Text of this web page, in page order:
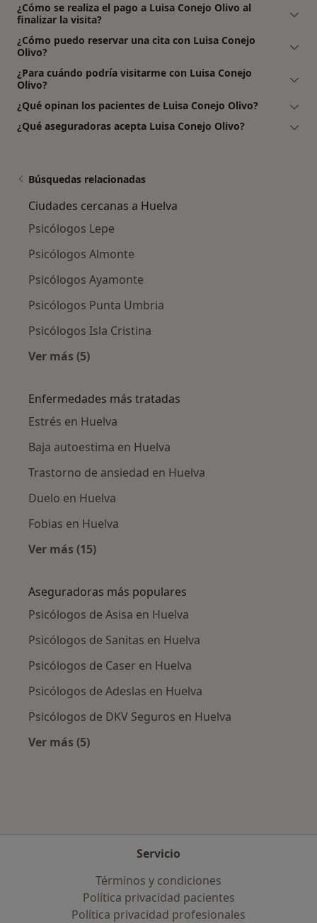
¿Cómo se realiza el pago a Luisa Conejo Olivo al
finalizar la visita?
¿Cómo puedo reservar una cita con Luisa Conejo
Olivo?
¿Para cuándo podría visitarme con Luisa Conejo
Olivo?
¿Qué opinan los pacientes de Luisa Conejo Olivo?
¿Qué aseguradoras acepta Luisa Conejo Olivo?
Búsquedas relacionadas
Ciudades cercanas a Huelva
Psicólogos Lepe
Psicólogos Almonte
Psicólogos Ayamonte
Psicólogos Punta Umbria
Psicólogos Isla Cristina
Ver más (5)
Enfermedades más tratadas
Estrés en Huelva
Baja autoestima en Huelva
Trastorno de ansiedad en Huelva
Duelo en Huelva
Fobias en Huelva
Ver más (15)
Aseguradoras más populares
Psicólogos de Asisa en Huelva
Psicólogos de Sanitas en Huelva
Psicólogos de Caser en Huelva
Psicólogos de Adeslas en Huelva
Psicólogos de DKV Seguros en Huelva
Ver más (5)
Servicio
Términos y condiciones
Política privacidad pacientes
Política privacidad profesionales